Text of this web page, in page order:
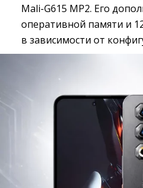
Mali-G615 MP2. Его
оперативной памяти и
в зависимости от